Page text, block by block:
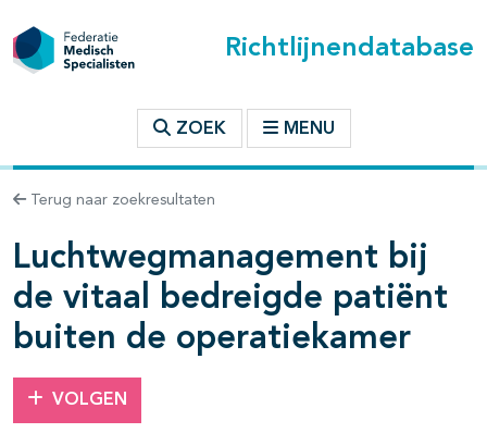
Richtlijnendatabase
ZOEK MENU
Terug naar zoekresultaten
Luchtwegmanagement bij
de vitaal bedreigde patiënt
buiten de operatiekamer
VOLGEN
openklappen